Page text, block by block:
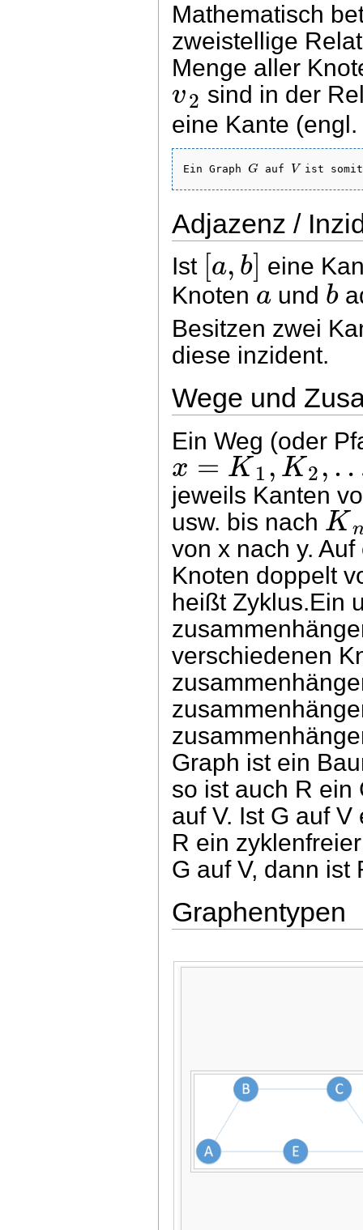
Mathematisch
zweistellige
Menge aller
v2 sind in der
eine Kante
Ein Graph G auf V ist somit
Adjazenz /
Ist [a,b] eine
Knoten a und b
Besitzen zwei
diese inzident.
Wege und
Ein Weg (oder
x = K1,K2,
jeweils Kanten
usw. bis nach K
von x nach y.
Knoten doppelt
heißt Zyklus.Ein
verschiedenen
Graph ist ein
so ist auch R ein
auf V. Ist G auf
R ein
G auf V, dann ist
Graphentypen